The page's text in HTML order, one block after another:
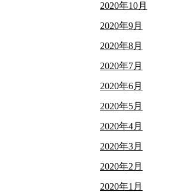
2020年10月
2020年9月
2020年8月
2020年7月
2020年6月
2020年5月
2020年4月
2020年3月
2020年2月
2020年1月